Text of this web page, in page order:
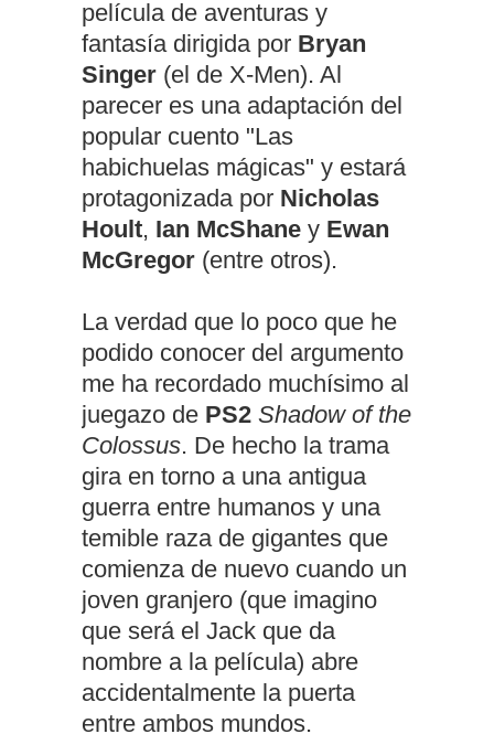
película de aventuras y
fantasía dirigida por Bryan
Singer (el de X-Men). Al
parecer es una adaptación del
popular cuento "Las
habichuelas mágicas" y estará
protagonizada por Nicholas
Hoult, Ian McShane y Ewan
McGregor (entre otros).
La verdad que lo poco que he
podido conocer del argumento
me ha recordado muchísimo al
juegazo de PS2 Shadow of the
Colossus. De hecho la trama
gira en torno a una antigua
guerra entre humanos y una
temible raza de gigantes que
comienza de nuevo cuando un
joven granjero (que imagino
que será el Jack que da
nombre a la película) abre
accidentalmente la puerta
entre ambos mundos.